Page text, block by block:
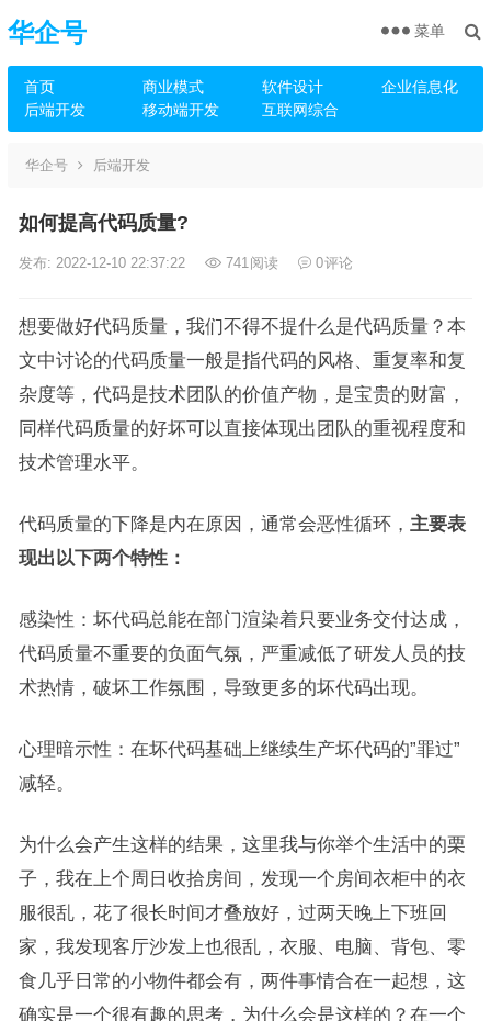
华企号
首页 商业模式 软件设计
企业信息化
后端开发
移动端开发 互联网综合
菜单
华企号 后端开发
如何提高代码质量?
发布: 2022-12-10 22:37:22 741阅读 0评论
想要做好代码质量，我们不得不提什么是代码质量？本
文中讨论的代码质量一般是指代码的风格、重复率和复
杂度等，代码是技术团队的价值产物，是宝贵的财富，
同样代码质量的好坏可以直接体现出团队的重视程度和
技术管理水平。
代码质量的下降是内在原因，通常会恶性循环， 主要表
现出以下两个特性：
感染性：坏代码总能在部门渲染着只要业务交付达成，
代码质量不重要的负面气氛，严重减低了研发人员的技
术热情，破坏工作氛围，导致更多的坏代码出现。
心理暗示性：在坏代码基础上继续生产坏代码的”罪过”
减轻。
为什么会产生这样的结果，这里我与你举个生活中的栗
子，我在上个周日收拾房间，发现一个房间衣柜中的衣
服很乱，花了很长时间才叠放好，过两天晚上下班回
家，我发现客厅沙发上也很乱，衣服、电脑、背包、零
食几乎日常的小物件都会有，两件事情合在一起想，这
确实是一个很有趣的思考，为什么会是这样的？在一个